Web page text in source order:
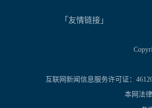
「友情链接」
互联网新闻信息服务许可证：
本网法